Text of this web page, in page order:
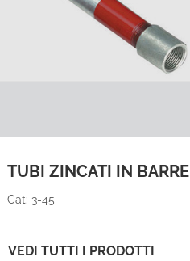
TUBI ZINCATI IN BARRE
Cat: 3-45
VEDI TUTTI I PRODOTTI